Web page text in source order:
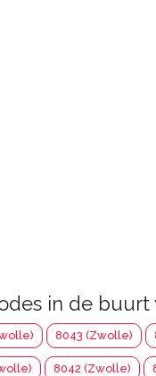
in de buurt
8043 (Zwolle)
8042 (Zwolle)